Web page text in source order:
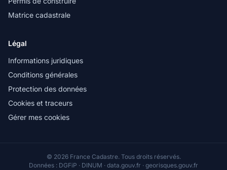
Matrice cadastrale
Légal
Informations juridiques
Conditions générales
Protection des données
Cookies et traceurs
Gérer mes cookies
© 2026 France Cadastre. Tous droits réservés.
Données : DGFiP · DINUM · data.gouv.fr · georisques.gouv.fr